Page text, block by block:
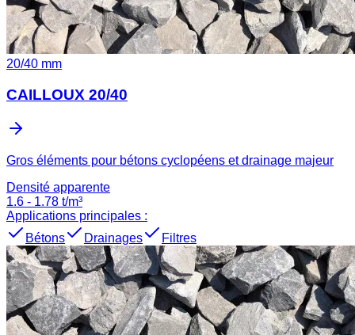
20/40 mm
CAILLOUX 20/40
Gros éléments pour bétons cyclopéens et drainage majeur
Densité apparente
1.6 - 1.78 t/m³
Applications principales :
Bétons
Drainages Filtres